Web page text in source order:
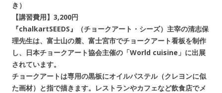
き）
【講習費用】3,200円
『chalkartSEEDS』（チョークアート・シーズ）主宰の清志保
理先生は、富士山の麓、富士宮市でチョークアート看板を制作
し、日本チョークアート協会主催の「World cuisine」に出展
されています。
チョークアートは専用の黒板にオイルパステル（クレヨンに似
た画材）と指で描きます。レストランやカフェなど飲食店でメ